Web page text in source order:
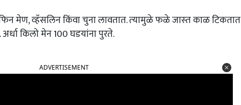
मेण, व्‍हॅसलिन किंवा चुना लावतात. त्‍यामुळे फळे जास्‍त काळ टिकतात
किलो मेन 100 घडयांना पुरते.